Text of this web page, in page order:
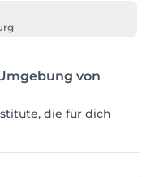
von
die für dich